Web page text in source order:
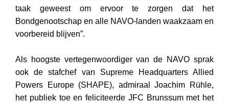
taak geweest om ervoor te zorgen dat het
Bondgenootschap en alle NAVO-landen waakzaam en
voorbereid blijven”.
Als hoogste vertegenwoordiger van de NAVO sprak
ook de stafchef van Supreme Headquarters Allied
Powers Europe (SHAPE), admiraal Joachim Rühle,
het publiek toe en feliciteerde JFC Brunssum met het